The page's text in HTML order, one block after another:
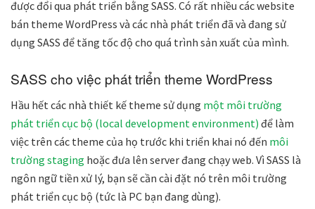
được đổi qua phát triển bằng SASS. Có rất nhiều các website
bán theme WordPress và các nhà phát triển đã và đang sử
dụng SASS để tăng tốc độ cho quá trình sản xuất của mình.
SASS cho việc phát triển theme WordPress
Hầu hết các nhà thiết kế theme sử dụng một môi trường
phát triển cục bộ (local development environment) để làm
việc trên các theme của họ trước khi triển khai nó đến môi
trường staging hoặc đưa lên server đang chạy web. Vì SASS là
ngôn ngữ tiền xử lý, bạn sẽ cần cài đặt nó trên môi trường
phát triển cục bộ (tức là PC bạn đang dùng).